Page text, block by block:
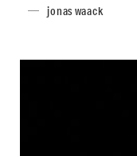
jonas waack